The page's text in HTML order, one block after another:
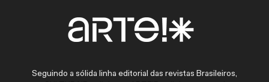
Seguindo a sólida linha editorial das revistas Brasileiros,